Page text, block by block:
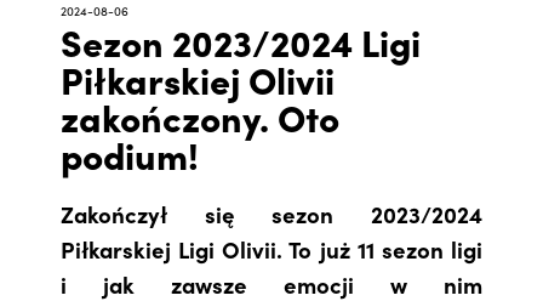
2024-08-06
Sezon 2023/2024 Ligi
Piłkarskiej Olivii
zakończony. Oto
podium!
Zakończył się sezon 2023/2024
Piłkarskiej Ligi Olivii. To już 11 sezon ligi
i jak zawsze emocji w nim